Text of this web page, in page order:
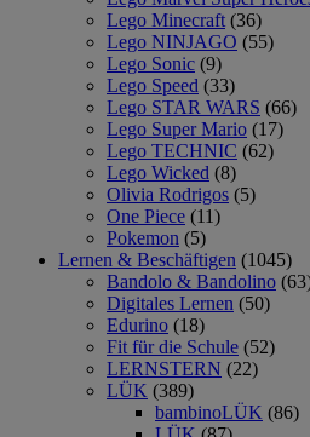
Lego Minecraft (36)
Lego NINJAGO (55)
Lego Sonic (9)
Lego Speed (33)
Lego STAR WARS (66)
Lego Super Mario (17)
Lego TECHNIC (62)
Lego Wicked (8)
Olivia Rodrigos (5)
One Piece (11)
Pokemon (5)
Lernen & Beschäftigen (1045)
Bandolo & Bandolino
Digitales Lernen (50)
Edurino (18)
Fit für die Schule (52)
LERNSTERN (22)
LÜK (389)
bambinoLÜK (86)